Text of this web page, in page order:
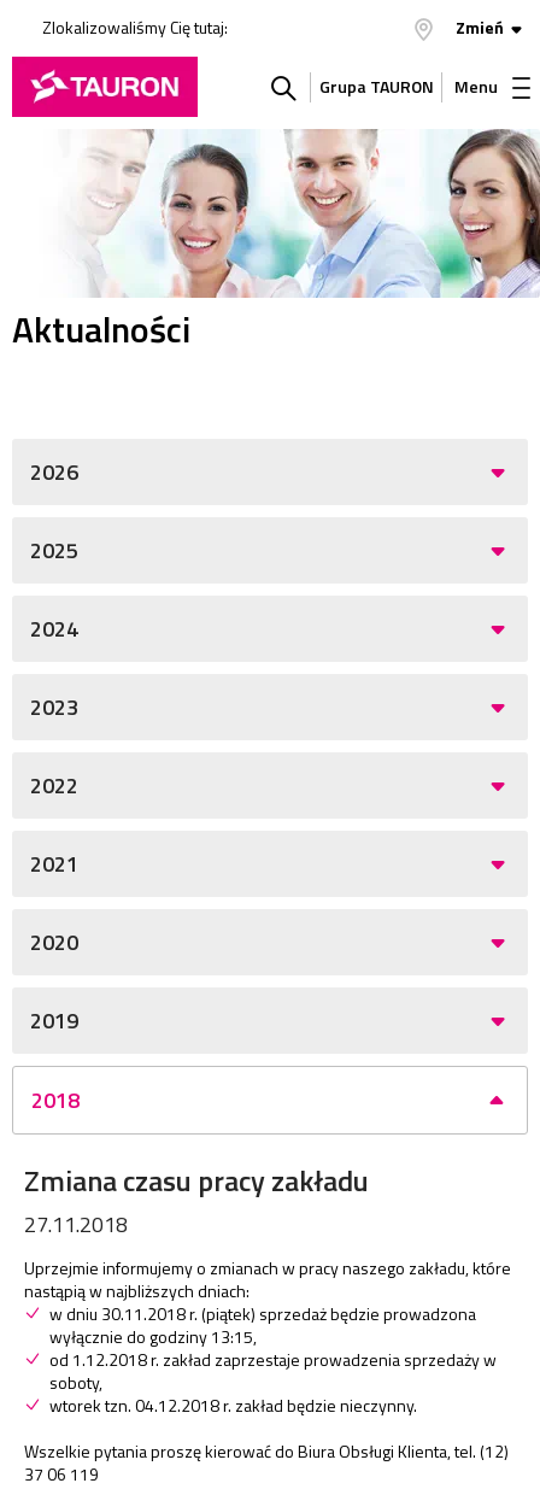
Zlokalizowaliśmy Cię tutaj: Zmień
Szukaj
serwisie
Grupa TAURON Menu
Aktualności
2026
2025
2024
2023
2022
2021
2020
2019
2018
Zmiana czasu pracy zakładu
27.11.2018
Uprzejmie informujemy o zmianach w pracy naszego zakładu, które
nastąpią w najbliższych dniach:
w dniu 30.11.2018 r. (piątek) sprzedaż będzie prowadzona
wyłącznie do godziny 13:15,
od 1.12.2018 r. zakład zaprzestaje prowadzenia sprzedaży w
soboty,
wtorek tzn. 04.12.2018 r. zakład będzie nieczynny.
Wszelkie pytania proszę kierować do Biura Obsługi Klienta, tel. (12)
37 06 119